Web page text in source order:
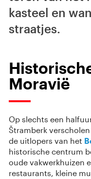
kasteel en
straatjes.
Moravië
Op slechts een
Štramberk
de uitlopers van het
historische centrum
oude vakwerkhuizen
restaurants, kleine